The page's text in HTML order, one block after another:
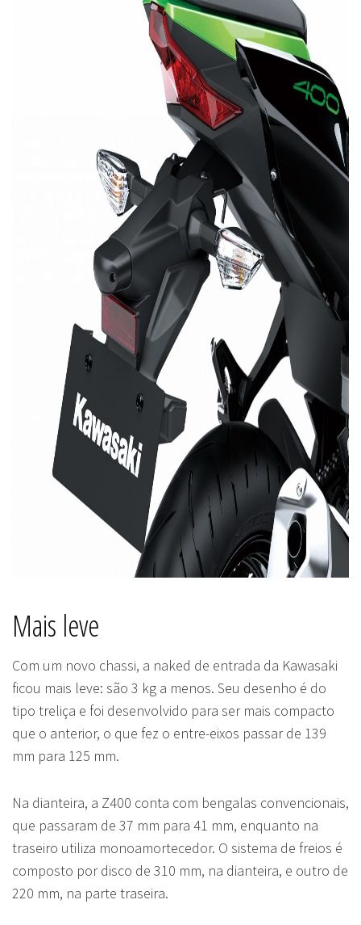
Mais leve
Com um novo chassi, a naked de entrada da Kawasaki
ficou mais leve: são 3 kg a menos. Seu desenho é do
tipo treliça e foi desenvolvido para ser mais compacto
que o anterior, o que fez o entre-eixos passar de 139
mm para 125 mm.
Na dianteira, a Z400 conta com bengalas convencionais,
que passaram de 37 mm para 41 mm, enquanto na
traseiro utiliza monoamortecedor. O sistema de freios é
composto por disco de 310 mm, na dianteira, e outro de
220 mm, na parte traseira.